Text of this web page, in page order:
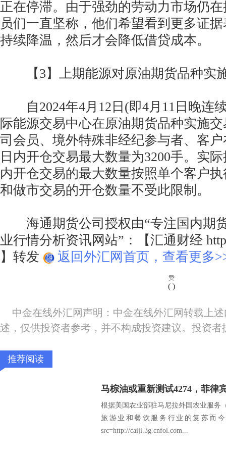
正在停滞。由于强劲的劳动力市场仍
员们一直坚称，他们希望看到更多证
持续降温，然后才会降低借贷成本。
【3】上期能源对原油期货品种实
自2024年4月12日(即4月11日晚连
际能源交易中心在原油期货品种实施
司会员、境外特殊非经纪参与者、客
日内开仓交易最大数量为3200手。实
内开仓交易的最大数量按照单个客户
和做市交易的开仓数量不受此限制。
海通期货公司授权由“专注国内期
业行情分析资讯网站”：【汇通财经
】转发
返回外汇网首页，查看更多
赞
( )
中金在线外汇网声明：中金在线外汇网转载上
述，仅供投资者参考，并不构成投资建议。投资
推荐阅读
根据美国农业部驻马尼拉外国农业服务
旅游业和餐饮服务行业的复苏而
src=http://caiji.3g.cnfol.com...